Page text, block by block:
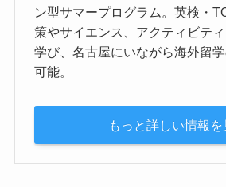
ン型サマープログラム。英検・
策やサイエンス、アクティビテ
学び、名古屋にいながら海外留
可能。
もっと詳しい情報を